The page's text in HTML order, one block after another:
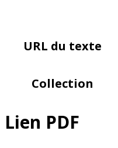
URL du texte
Collection
Lien PDF